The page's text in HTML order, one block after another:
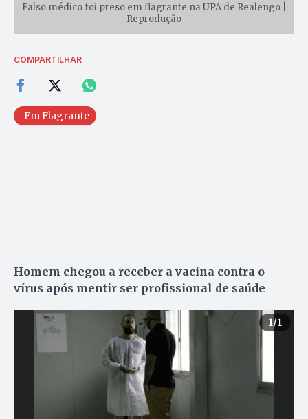
Falso médico foi preso em flagrante na UPA de Realengo |
Reprodução
COMPARTILHAR
Em Flagrante
Homem chegou a receber a vacina contra o
vírus após mentir ser profissional de saúde
1/1